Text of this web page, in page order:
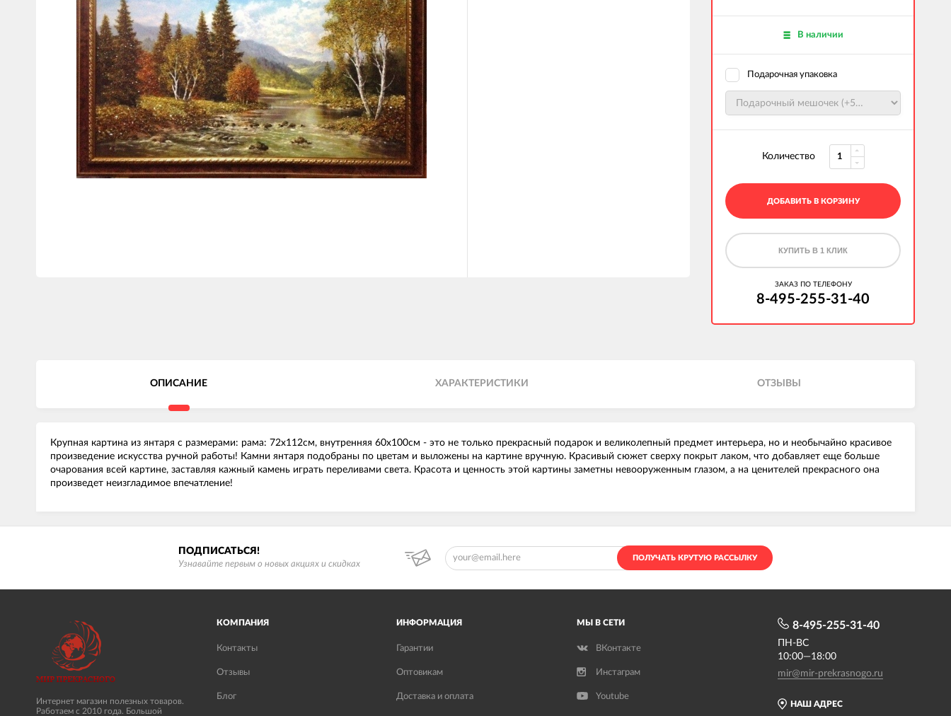
В наличии
Подарочная упаковка
Количество
ДОБАВИТЬ В КОРЗИНУ
КУПИТЬ В 1 КЛИК
ЗАКАЗ ПО ТЕЛЕФОНУ
8-495-255-31-40
ОПИСАНИЕ ХАРАКТЕРИСТИКИ ОТЗЫВЫ
Крупная картина из янтаря с размерами: рама: 72х112см, внутренняя 60х100см - это не только прекрасный подарок и великолепный предмет интерьера, но и необычайно красивое
произведение искусства ручной работы! Камни янтаря подобраны по цветам и выложены на картине вручную. Красивый сюжет сверху покрыт лаком, что добавляет еще больше
очарования всей картине, заставляя кажный камень играть переливами света. Красота и ценность этой картины заметны невооруженным глазом, а на ценителей прекрасного она
произведет неизгладимое впечатление!
ПОДПИСАТЬСЯ!
Узнавайте первым о новых акциях и скидках
ПОЛУЧАТЬ КРУТУЮ РАССЫЛКУ
Интернет магазин полезных товаров.
Работаем с 2010 года. Большой
КОМПАНИЯ
Контакты
Отзывы
Блог
ИНФОРМАЦИЯ
Гарантии
Оптовикам
Доставка и оплата
МЫ В СЕТИ
ВКонтакте
Инстаграм
Youtube
НАШ АДРЕС
8-495-255-31-40
ПН-ВС
10:00—18:00
mir@mir-prekrasnogo.ru